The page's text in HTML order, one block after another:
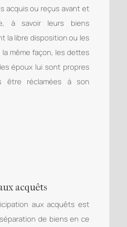
acquis ou reçus avant et
à savoir leurs biens
la libre disposition ou les
même façon, les dettes
époux lui sont propres
être réclamées à son
acquêts
aux acquêts est
de biens en ce